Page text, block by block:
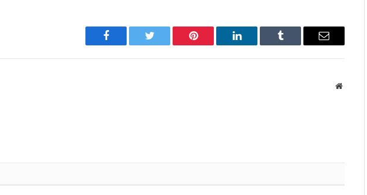
Facebook Twitter Pinterest LinkedIn Tumblr Имэйл
Вэбсайт